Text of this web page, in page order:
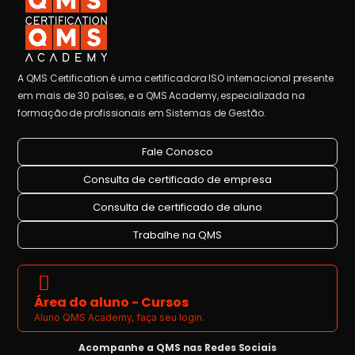
A QMS Certification é uma certificadora ISO internacional presente
em mais de 30 países, e a QMS Academy, especializada na
formação de profissionais em Sistemas de Gestão.
Fale Conosco
Consulta de certificado de empresa
Consulta de certificado de aluno
Trabalhe na QMS
Área do aluno - Cursos
Aluno QMS Academy, faça seu login.
Acompanhe a QMS nas Redes Sociais